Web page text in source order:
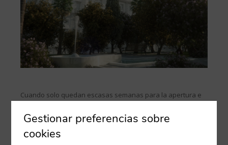
Cuando solo quedan escasas semanas para la apertura e
toda la ciudad se prepara ya para recibir al
espectacular hotel 5 estrellas que acoge Málaga. Después
de un tiempo de intenso trabajo, de dedicación plena del
Gestionar preferencias sobre
cookies